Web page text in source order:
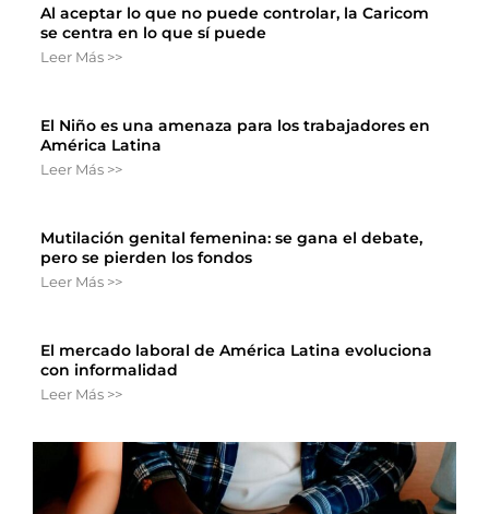
Al aceptar lo que no puede controlar, la Caricom
se centra en lo que sí puede
Leer Más >>
El Niño es una amenaza para los trabajadores en
América Latina
Leer Más >>
Mutilación genital femenina: se gana el debate,
pero se pierden los fondos
Leer Más >>
El mercado laboral de América Latina evoluciona
con informalidad
Leer Más >>